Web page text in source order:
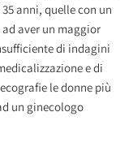
anni, quelle con un
aver un maggior
di indagini
e di
le donne più
un ginecologo